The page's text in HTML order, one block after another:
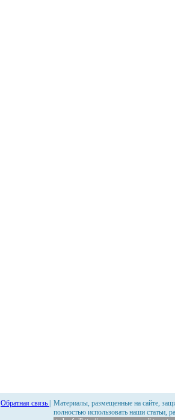
Обратная связь
Материалы, размещенные на сайте,
полностью использовать наши статьи,